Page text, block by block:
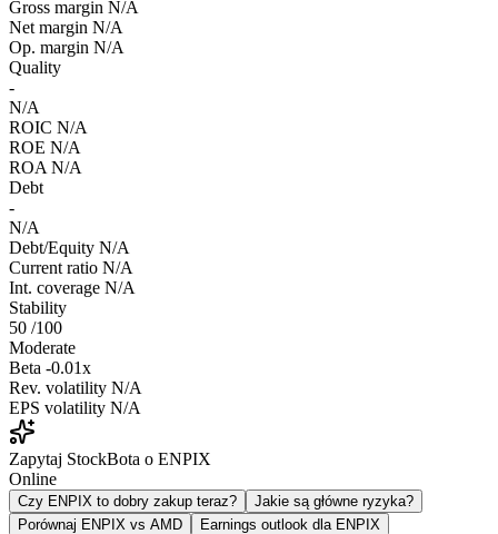
Gross margin N/A
Net margin N/A
Op. margin N/A
Quality
-
N/A
ROIC N/A
ROE N/A
ROA N/A
Debt
-
N/A
Debt/Equity N/A
Current ratio N/A
Int. coverage N/A
Stability
50 /100
Moderate
Beta -0.01x
Rev. volatility N/A
EPS volatility N/A
Zapytaj StockBota o ENPIX
Online
Czy ENPIX to dobry zakup teraz?
Jakie są główne ryzyka?
Porównaj ENPIX vs AMD
Earnings outlook dla ENPIX